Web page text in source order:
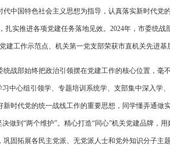
中国特色社会主义思想为指导，认真落实新时代党
扎实推进各项党建任务落地见效。2024年，市委统
建工作示范点、机关第一党支部荣获市直机关先进基
战部始终把政治引领摆在党建工作的核心位置，毫
中心组引领学、专题培训系统学、支部集中深入学
时代党的统一战线工作的重要思想，同学懂弄通做
做到“两个维护”。精心打造“同心”机关党建品牌，
固拓展各民主党派、无党派人士和党外知识分子主